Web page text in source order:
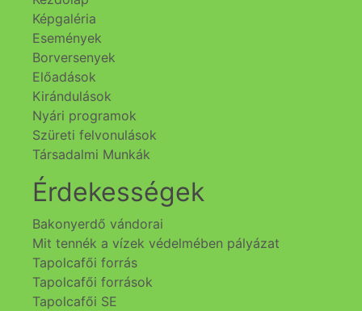
Képgaléria
Események
Borversenyek
Előadások
Kirándulások
Nyári programok
Szüreti felvonulások
Társadalmi Munkák
Érdekességek
Bakonyerdő vándorai
Mit tennék a vízek védelmében pályázat
Tapolcafői forrás
Tapolcafői források
Tapolcafői SE